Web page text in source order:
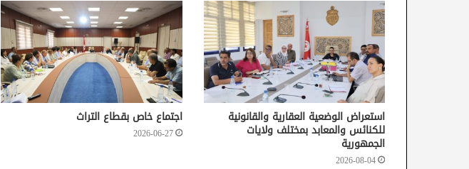
استعراض الوضعية العقارية والقانونية
للكنائس والمعابد بمختلف ولايات
الجمهورية
2026-08-04
اجتماع خاص بقطاع التراث
2026-06-27